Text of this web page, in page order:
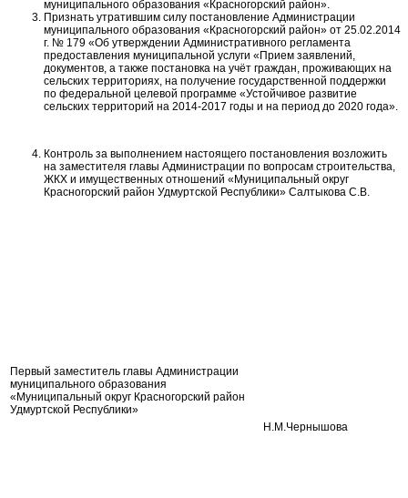
муниципального образования «Красногорский район».
Признать утратившим силу постановление Администрации
муниципального образования «Красногорский район» от 25.02.2014
г. № 179 «Об утверждении Административного регламента
предоставления муниципальной услуги «Прием заявлений,
документов, а также постановка на учёт граждан, проживающих на
сельских территориях, на получение государственной поддержки
по федеральной целевой программе «Устойчивое развитие
сельских территорий на 2014-2017 годы и на период до 2020 года».
Контроль за выполнением настоящего постановления возложить
на заместителя главы Администрации по вопросам строительства,
ЖКХ и имущественных отношений «Муниципальный округ
Красногорский район Удмуртской Республики» Салтыкова С.В.
Первый заместитель главы Администрации
муниципального образования
«Муниципальный округ Красногорский район
Удмуртской Республики»
Н.М.Чернышова